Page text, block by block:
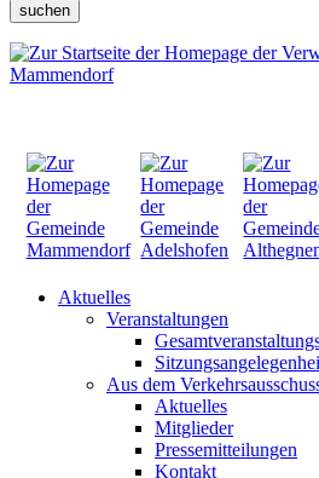
suchen
Aktuelles
Veranstaltungen
Aus dem
Aktuelles
Mitglieder
Pressemitteilungen
Kontakt